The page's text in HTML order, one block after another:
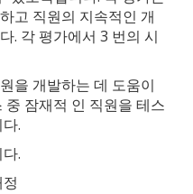
고 직원의 지속적인 개
. 각 평가에서 3 번의 시
을 개발하는 데 도움이
잠재적 인 직원을 테스
.
.